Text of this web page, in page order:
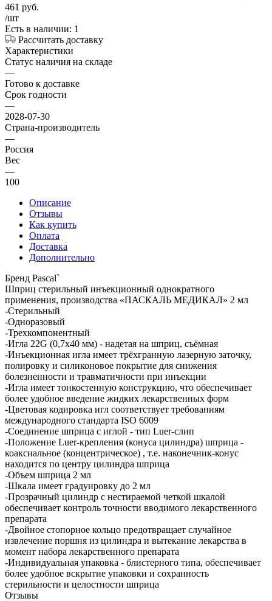
461 руб.
/шт
Есть в наличии: 1
Рассчитать доставку
Характеристики
Статус наличия на складе
—
Готово к доставке
Срок годности
—
2028-07-30
Страна-производитель
—
Россия
Вес
—
100
Описание
Отзывы
Как купить
Оплата
Доставка
Дополнительно
Бренд Pascal`
Шприц стерильный инъекционный однократного
применения, производства «ПАСКАЛЬ МЕДИКАЛ» 2 мл
-Стерильный
-Одноразовый
-Трехкомпонентный
-Игла 22G (0,7х40 мм) - надетая на шприц, съёмная
-Инъекционная игла имеет трёхгранную лазерную заточку,
полировку и силиконовое покрытие для снижения
болезненности и травматичности при инъекции
-Игла имеет тонкостенную конструкцию, что обеспечивает
более удобное введение жидких лекарственных форм
-Цветовая кодировка игл соответствует требованиям
международного стандарта ISO 6009
-Соединение шприца с иглой - тип Luer-слип
-Положение Luer-крепления (конуса цилиндра) шприца -
коаксиальное (концентрическое) , т.е. наконечник-конус
находится по центру цилиндра шприца
-Объем шприца 2 мл
-Шкала имеет градуировку до 2 мл
-Прозрачный цилиндр с нестираемой четкой шкалой
обеспечивает контроль точности вводимого лекарственного
препарата
-Двойное стопорное кольцо предотвращает случайное
извлечение поршня из цилиндра и вытекание лекарства в
момент набора лекарственного препарата
-Индивидуальная упаковка - блистерного типа, обеспечивает
более удобное вскрытие упаковки и сохранность
стерильности и целостности шприца
Отзывы